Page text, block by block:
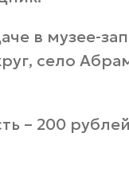
в музее-
cело
– 200